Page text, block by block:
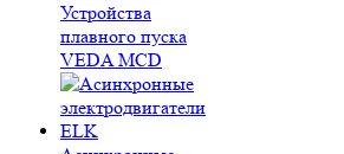
Устройства
плавного пуска
VEDA MCD